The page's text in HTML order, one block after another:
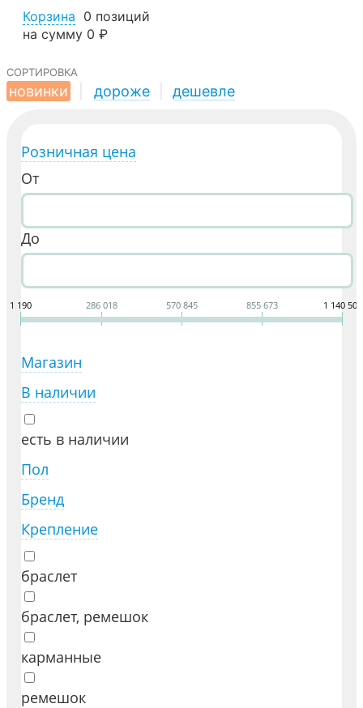
Корзина 0 позиций
на сумму 0 ₽
сортировка
новинки
дороже дешевле
Розничная цена
От
До
1 190 286 018 570 845 855 673 1 140 500
Магазин
В наличии
есть в наличии
Пол
Бренд
Крепление
браслет
браслет, ремешок
карманные
ремешок